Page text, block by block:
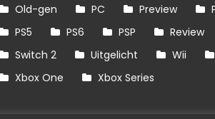
Old-gen
PC Preview
PS5
PS6 PSP Review
Switch 2
Uitgelicht Wii
Xbox One
Xbox Series